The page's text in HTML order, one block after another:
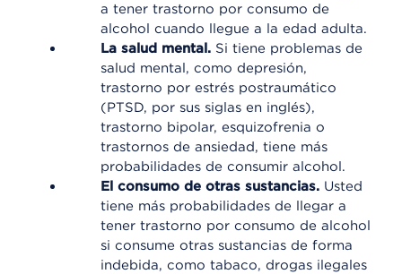
a tener trastorno por consumo de
alcohol cuando llegue a la edad adulta.
La salud mental. Si tiene problemas de
salud mental, como depresión,
trastorno por estrés postraumático
(PTSD, por sus siglas en inglés),
trastorno bipolar, esquizofrenia o
trastornos de ansiedad, tiene más
probabilidades de consumir alcohol.
El consumo de otras sustancias. Usted
tiene más probabilidades de llegar a
tener trastorno por consumo de alcohol
si consume otras sustancias de forma
indebida, como tabaco, drogas ilegales